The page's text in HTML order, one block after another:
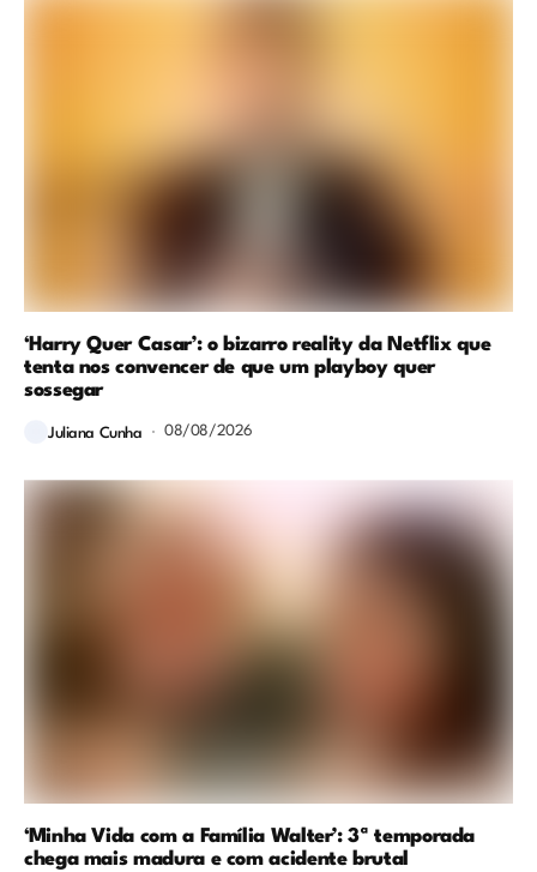
‘Harry Quer Casar’: o bizarro reality da Netflix que
tenta nos convencer de que um playboy quer
sossegar
Juliana Cunha 08/08/2026
‘Minha Vida com a Família Walter’: 3ª temporada
chega mais madura e com acidente brutal